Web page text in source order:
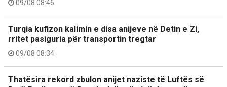
09/08 08:46
Turqia kufizon kalimin e disa anijeve në Detin e Zi,
rritet pasiguria për transportin tregtar
09/08 08:34
Thatësira rekord zbulon anijet naziste të Luftës së